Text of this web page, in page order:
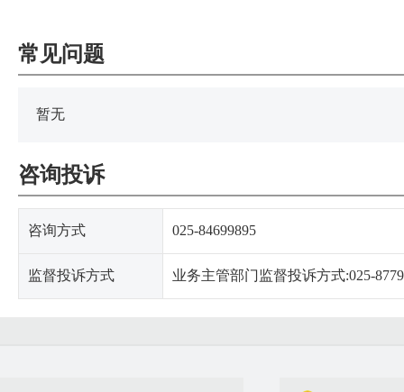
常见问题
暂无
咨询投诉
咨询方式 025-84699895
监督投诉方式 业务主管部门监督投诉方式:025-